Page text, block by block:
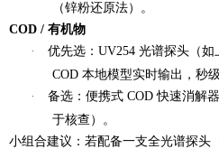
（锌粉还原法）。
COD / 有机物
·
优先选 ： UV254 光谱探头 （
COD 本地模型实时输出，秒级
·
备选 ：便携式 COD 快速消解
于核查）。
小组合建议 ：若配备一支全光谱探头